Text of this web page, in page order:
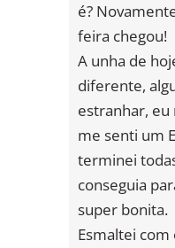
é?
feira chegou!
A unha de
diferente,
estranhar,
me senti um
terminei
conseguia
super bonita.
Esmaltei com